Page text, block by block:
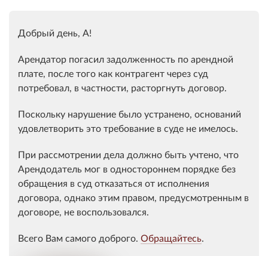
Добрый день, А!
Арендатор погасил задолженность по арендной
плате, после того как контрагент через суд
потребовал, в частности, расторгнуть договор.
Поскольку нарушение было устранено, оснований
удовлетворить это требование в суде не имелось.
При рассмотрении дела должно быть учтено, что
Арендодатель мог в одностороннем порядке без
обращения в суд отказаться от исполнения
договора, однако этим правом, предусмотренным в
договоре, не воспользовался.
Всего Вам самого доброго. Обращайтесь.